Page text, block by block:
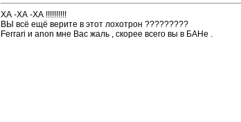
ХА -ХА -ХА !!!!!!!!!!
ВЫ всё ещё верите в этот лохотрон ?????????
Ferrari и anon мне Вас жаль , скорее всего вы в БАНе .